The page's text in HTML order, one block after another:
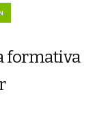
formativa